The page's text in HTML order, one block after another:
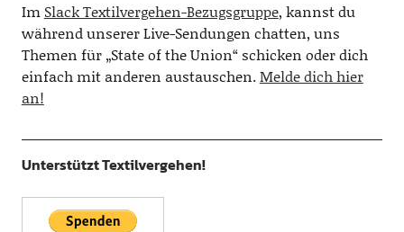
Im Slack Textilvergehen-Bezugsgruppe, kannst du
während unserer Live-Sendungen chatten, uns
Themen für „State of the Union“ schicken oder dich
einfach mit anderen austauschen.Melde dich hier
an!
Unterstützt Textilvergehen!